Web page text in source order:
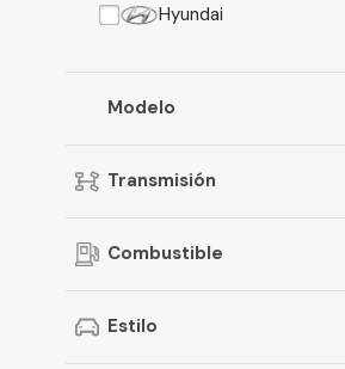
Hyundai
Modelo
Transmisión
Combustible
Estilo